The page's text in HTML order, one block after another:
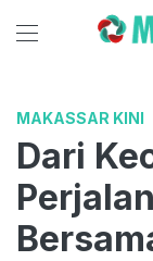
MAKASSAR KINI
Dari